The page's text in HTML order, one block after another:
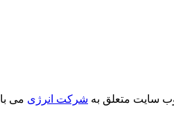
سایت متعلق به شرکت انرژی می